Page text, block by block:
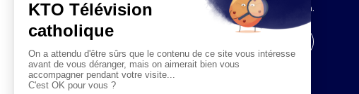
Fraternités Monastiques de Jérusalem.